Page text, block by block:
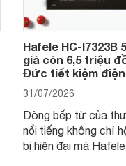
Hafele HC-I7323B
giá còn 6,5 triệu
Đức tiết kiệm
31/07/2026
Dòng bếp từ của
nổi tiếng không chỉ
bị hiện đại mà